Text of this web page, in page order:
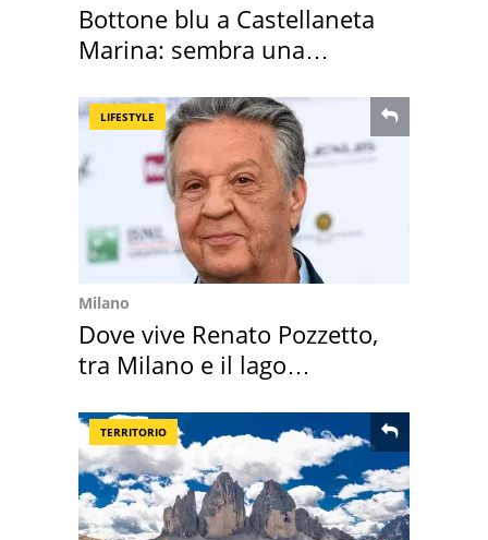
Bottone blu a Castellaneta
Marina: sembra una
LIFESTYLE
Milano
Dove vive Renato Pozzetto,
tra Milano e il lago
TERRITORIO